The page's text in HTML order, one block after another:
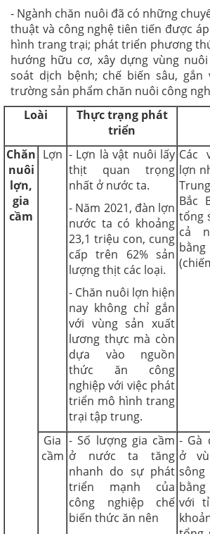
- Ngành chăn nuôi đã có những
thuật và công nghệ tiên tiến được
hình trang trại; phát triển phương
hướng hữu cơ, xây dựng vùng
soát dịch bệnh; chế biến sâu,
trường sản phẩm chăn nuôi công
Loài
Thực trạng phát
triển
Chăn
nuôi
lợn,
gia
cầm
Lợn - Lợn là vật nuôi lấy
thịt quan trọng
nhất ở nước ta.
- Năm 2021, đàn lợn
nước ta có khoảng
23,1 triệu con, cung
cấp trên 62% sản
lượng thịt các loại.
- Chăn nuôi lợn hiện
nay không chỉ gắn
với vùng sản xuất
lương thực mà còn
dựa vào nguồn
thức ăn công
nghiệp với việc phát
triển mô hình trang
trại tập trung.
Các
lợn
Bắc
tổng
cả
Gia
cầm
- Số lượng gia cầm
ở nước ta tăng
nhanh do sự phát
triển mạnh của
công nghiệp chế
biến thức ăn nên
- Gà
ở
với